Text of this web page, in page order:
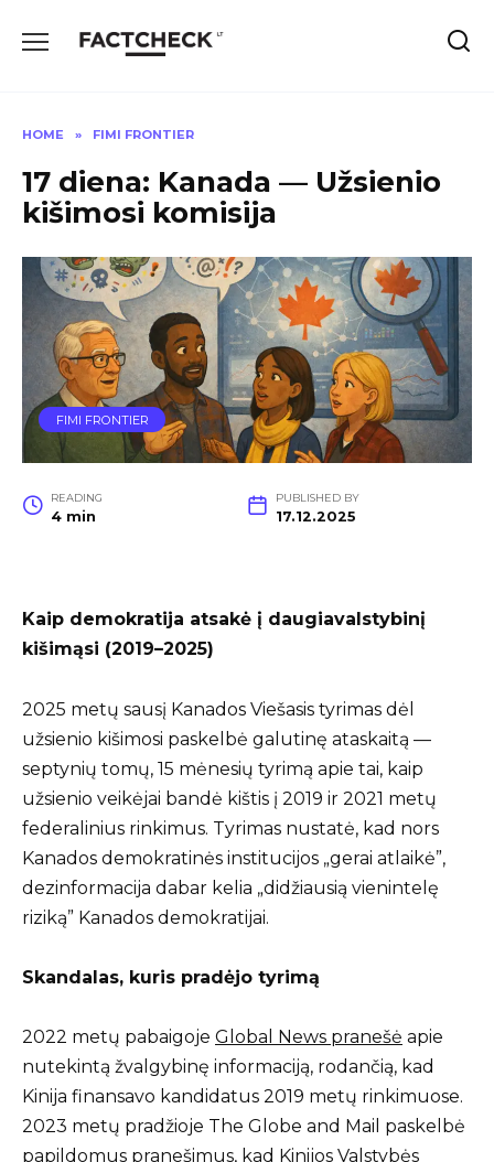
HOME » FIMI FRONTIER
17 diena: Kanada — Užsienio
kišimosi komisija
FIMI FRONTIER
READING
4 min
PUBLISHED BY
17.12.2025
Kaip demokratija atsakė į daugiavalstybinį
kišimąsi (2019–2025)
2025 metų sausį Kanados Viešasis tyrimas dėl
užsienio kišimosi paskelbė galutinę ataskaitą —
septynių tomų, 15 mėnesių tyrimą apie tai, kaip
užsienio veikėjai bandė kištis į 2019 ir 2021 metų
federalinius rinkimus. Tyrimas nustatė, kad nors
Kanados demokratinės institucijos „gerai atlaikė”,
dezinformacija dabar kelia „didžiausią vienintelę
riziką” Kanados demokratijai.
Skandalas, kuris pradėjo tyrimą
2022 metų pabaigoje Global News pranešė apie
nutekintą žvalgybinę informaciją, rodančią, kad
Kinija finansavo kandidatus 2019 metų rinkimuose.
2023 metų pradžioje The Globe and Mail paskelbė
papildomus pranešimus, kad Kinijos Valstybės